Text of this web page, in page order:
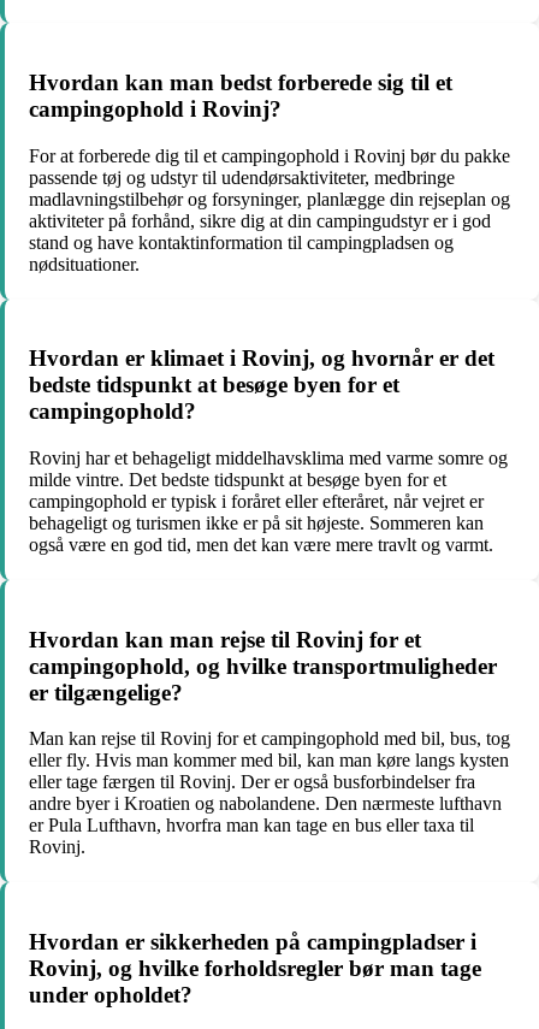
Hvordan kan man bedst forberede sig til et
campingophold i Rovinj?
For at forberede dig til et campingophold i Rovinj bør du pakke
passende tøj og udstyr til udendørsaktiviteter, medbringe
madlavningstilbehør og forsyninger, planlægge din rejseplan og
aktiviteter på forhånd, sikre dig at din campingudstyr er i god
stand og have kontaktinformation til campingpladsen og
nødsituationer.
Hvordan er klimaet i Rovinj, og hvornår er det
bedste tidspunkt at besøge byen for et
campingophold?
Rovinj har et behageligt middelhavsklima med varme somre og
milde vintre. Det bedste tidspunkt at besøge byen for et
campingophold er typisk i foråret eller efteråret, når vejret er
behageligt og turismen ikke er på sit højeste. Sommeren kan
også være en god tid, men det kan være mere travlt og varmt.
Hvordan kan man rejse til Rovinj for et
campingophold, og hvilke transportmuligheder
er tilgængelige?
Man kan rejse til Rovinj for et campingophold med bil, bus, tog
eller fly. Hvis man kommer med bil, kan man køre langs kysten
eller tage færgen til Rovinj. Der er også busforbindelser fra
andre byer i Kroatien og nabolandene. Den nærmeste lufthavn
er Pula Lufthavn, hvorfra man kan tage en bus eller taxa til
Rovinj.
Hvordan er sikkerheden på campingpladser i
Rovinj, og hvilke forholdsregler bør man tage
under opholdet?